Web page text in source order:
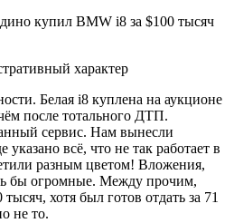
характер
Белая i8 куплена на аукционе
после тотального ДТП.
сервис. Нам вынесли
указано всё, что не так работает в
разным цветом! Вложения,
бы огромные. Между прочим,
хотя был готов отдать за 71
не то.